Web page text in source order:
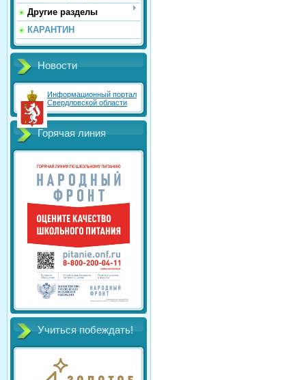
Другие разделы
КАРАНТИН
Новости
Информационный портал
Свердловской области
Горячая линия
Учиться побеждать!